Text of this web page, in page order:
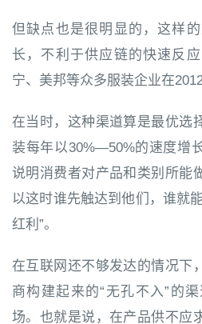
但缺点也是很明显的，这样
长，不利于供应链的快速反
宁、美邦等众多服装企业在
在当时，这种渠道算是最优选
装每年以30%—50%的速度增
说明消费者对产品和类别所能
以这时谁先触达到他们，谁就
红利”。
在互联网还不够发达的情况下
商构建起来的“无孔不入”的
场。也就是说，在产品供不应